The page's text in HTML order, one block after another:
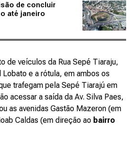
de concluir
até janeiro
de veículos da Rua Sepé Tiaraju,
e a rótula, em ambos os
trafegam pela Sepé Tiarajú em
acessar a saída da Av. Silva Paes,
as avenidas Gastão Mazeron (em
Caldas (em direção ao bairro